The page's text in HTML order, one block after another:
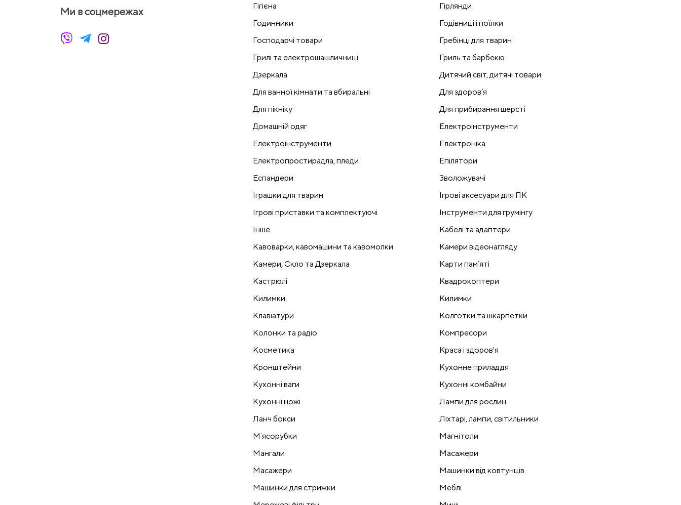
Ми в соцмережах
Гігієна
Гірлянди
Годинники
Годівниці і поїлки
Господарчі товари
Гребінці для тварин
Грилі та електрошашличниці
Гриль та барбекю
Дзеркала
Дитячий світ, дитячі товари
Для ванної кімнати та вбиральні
Для здоров’я
Для пікніку
Для прибирання шерсті
Домашній одяг
Електроінструменти
Електроінструменти
Електроніка
Електропростирадла, пледи
Епілятори
Еспандери
Зволожувачі
Іграшки для тварин
Ігрові аксесуари для ПК
Ігрові приставки та комплектуючі
Інструменти для грумінгу
Інше
Кабелі та адаптери
Кавоварки, кавомашини та кавомолки
Камери відеонагляду
Камери, Скло та Дзеркала
Карти памʼяті
Кастрюлі
Квадрокоптери
Килимки
Килимки
Клавіатури
Колготки та шкарпетки
Колонки та радіо
Компресори
Косметика
Краса і здоров'я
Кронштейни
Кухонне приладдя
Кухонні ваги
Кухонні комбайни
Кухонні ножі
Лампи для рослин
Ланч бокси
Ліхтарі, лампи, світильники
Мʼясорубки
Магнітоли
Мангали
Масажери
Масажери
Машинки від ковтунців
Машинки для стрижки
Меблі